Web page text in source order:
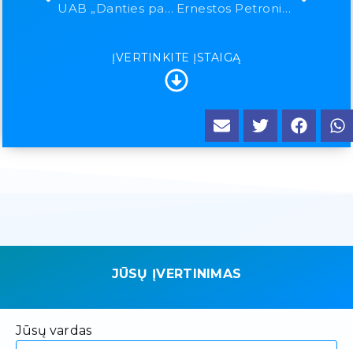
UAB „Danties pasaulis“ Ernestos Petronienės individuali įmonė
ĮVERTINKITE ĮSTAIGĄ
JŪSŲ ĮVERTINIMAS
Jūsų vardas